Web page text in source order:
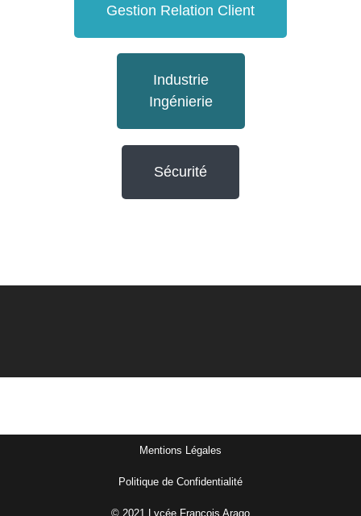
Gestion Relation Client
Industrie
Ingénierie
Sécurité
Mentions Légales
Politique de Confidentialité
© 2021 Lycée François Arago